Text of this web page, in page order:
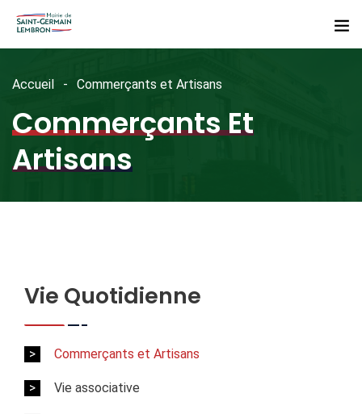
Accueil Commerçants et Artisans
Commerçants Et
Artisans
Vie Quotidienne
Commerçants et Artisans
Vie associative